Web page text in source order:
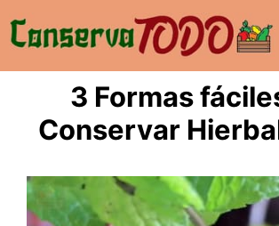
al
contenido
3 Formas
Conservar